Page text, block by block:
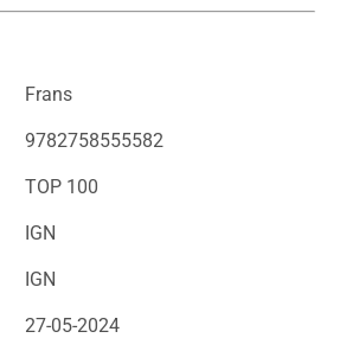
Frans
9782758555582
TOP 100
IGN
IGN
27-05-2024